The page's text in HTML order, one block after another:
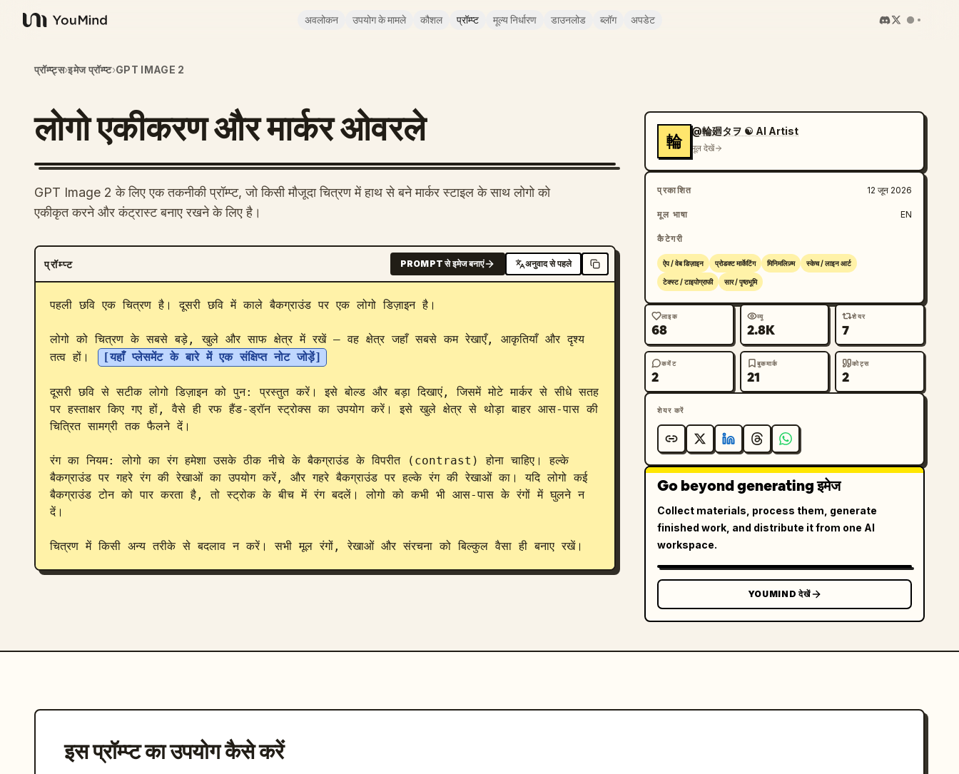
YouMind
अवलोकन उपयोग के मामले कौशल प्रॉम्प्ट मूल्य निर्धारण डाउनलोड ब्लॉग अपडेट
प्रॉम्प्ट्स›इमेज प्रॉम्प्ट›GPT IMAGE 2
लोगो एकीकरण और मार्कर ओवरले
GPT Image 2 के लिए एक तकनीकी प्रॉम्प्ट, जो किसी मौजूदा चित्रण में हाथ से बने मार्कर स्टाइल के साथ लोगो को
एकीकृत करने और कंट्रास्ट बनाए रखने के लिए है।
प्रॉम्प्ट PROMPT से इमेज बनाएं अनुवाद से पहले
पहली छवि एक चित्रण है। दूसरी छवि में काले बैकग्राउंड पर एक लोगो डिज़ाइन है।
लोगो को चित्रण के सबसे बड़े, खुले और साफ क्षेत्र में रखें — वह क्षेत्र जहाँ सबसे कम रेखाएँ, आकृतियाँ और दृश्य
तत्व हों।
[यहाँ प्लेसमेंट के बारे में एक संक्षिप्त नोट जोड़ें]
दूसरी छवि से सटीक लोगो डिज़ाइन को पुन: प्रस्तुत करें। इसे बोल्ड और बड़ा दिखाएं, जिसमें मोटे मार्कर से सीधे सतह
पर हस्ताक्षर किए गए हों, वैसे ही रफ हैंड-ड्रॉन स्ट्रोक्स का उपयोग करें। इसे खुले क्षेत्र से थोड़ा बाहर आस-पास की
चित्रित सामग्री तक फैलने दें।
रंग का नियम: लोगो का रंग हमेशा उसके ठीक नीचे के बैकग्राउंड के विपरीत (contrast) होना चाहिए। हल्के
बैकग्राउंड पर गहरे रंग की रेखाओं का उपयोग करें, और गहरे बैकग्राउंड पर हल्के रंग की रेखाओं का। यदि लोगो कई
बैकग्राउंड टोन को पार करता है, तो स्ट्रोक के बीच में रंग बदलें। लोगो को कभी भी आस-पास के रंगों में घुलने न
दें।
चित्रण में किसी अन्य तरीके से बदलाव न करें। सभी मूल रंगों, रेखाओं और संरचना को बिल्कुल वैसा ही बनाए रखें।
輪
@輪廻タヲ ☯ AI Artist
मूल देखें
प्रकाशित 12 जून 2026
मूल भाषा EN
कैटेगरी
ऐप / वेब डिज़ाइन प्रोडक्ट मार्केटिंग मिनिमलिज़्म स्केच / लाइन आर्ट
टेक्स्ट / टाइपोग्राफी सार / पृष्ठभूमि
लाइक
68
व्यू
2.8K
शेयर
7
कमेंट
2
बुकमार्क
21
कोट्स
2
शेयर करें
Go beyond generating इमेज
Collect materials, process them, generate
finished work, and distribute it from one AI
workspace.
YOUMIND देखें
इस प्रॉम्प्ट का उपयोग कैसे करें